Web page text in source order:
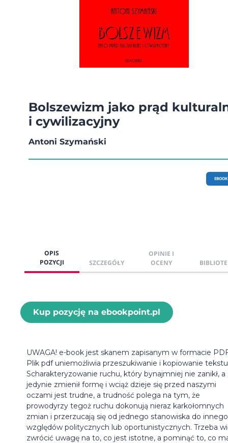
Bolszewizm jako prąd
i cywilizacyjny
Antoni Szymański
EBOOK
OPIS
POZYCJI
SZCZEGÓŁY
OPINIE I
OCENY
Kup pozycję na ebookpoint.pl
UWAGA! e-book jest skanem zapisanym w formacie
Plik pdf uniemożliwia przeszukiwanie i kopiowanie tekstu
Scharakteryzowanie ruchu, który bynajmniej nie zanikł, a
jedynie zmienił formę i wciąż dzieje się przed naszymi
oczami jest trudne, a trudność polega na tym, że
prowodyrzy tegoż ruchu dokonują nieraz karkołomnych
zmian i przerzucają się od jednego stanowiska do
względów politycznych lub oportunistycznych. Trzeba
zwrócić uwagę na to, co jest istotne, a pominąć to, co